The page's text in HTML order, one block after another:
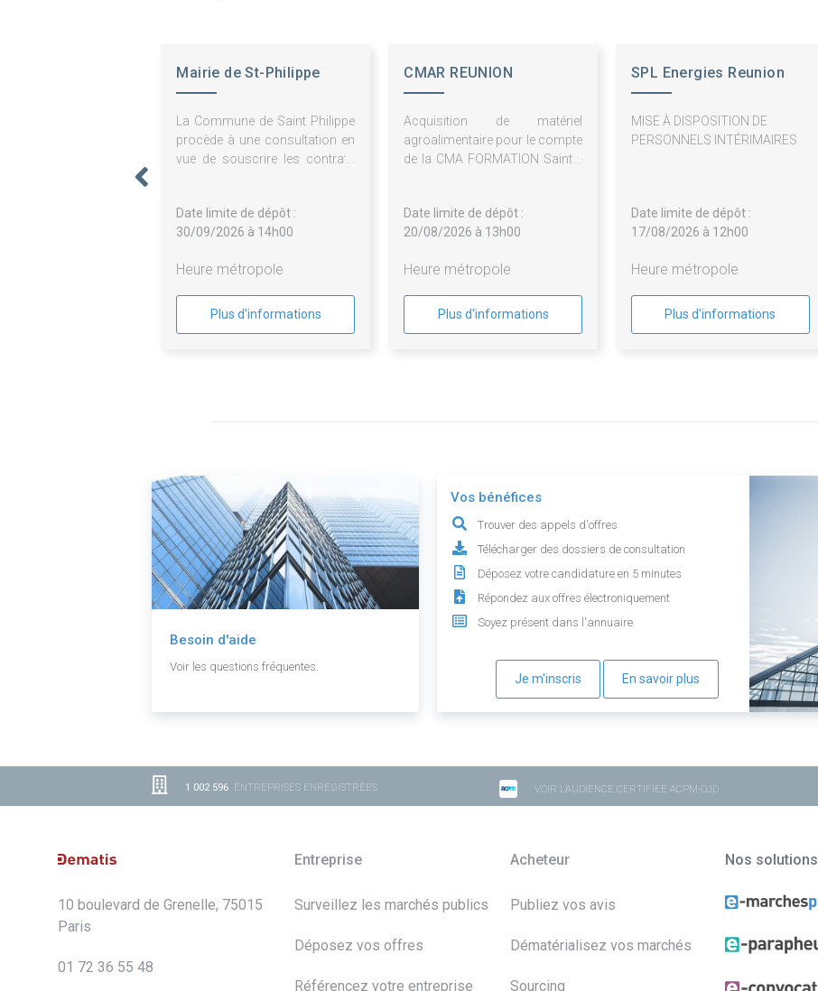
Mairie de St-Philippe
La Commune de Saint Philippe
procède à une consultation en
vue de souscrire les contrats
3 lots.
Date limite de dépôt :
30/09/2026 à 14h00
Heure métropole
Plus d'informations
CMAR REUNION
Acquisition de matériel
agroalimentaire pour le compte
de la CMA FORMATION Sainte-
Métiers et de l'Artisanat de la
Réunion - relance marché 19-
Date limite de dépôt :
20/08/2026 à 13h00
Heure métropole
Plus d'informations
SPL Energies Reunion
MISE À DISPOSITION DE
PERSONNELS INTÉRIMAIRES
Date limite de dépôt :
17/08/2026 à 12h00
Heure métropole
Plus d'informations
Besoin d'aide
Voir les questions fréquentes.
Vos bénéfices
Trouver des appels d'offres
Télécharger des dossiers de consultation
Déposez votre candidature en 5 minutes
Répondez aux offres électroniquement
Soyez présent dans l'annuaire
Je m'inscris En savoir plus
1 002 596 ENTREPRISES ENREGISTRÉES VOIR L'AUDIENCE CERTIFIÉE ACPM-OJD
10 boulevard de Grenelle, 75015
Paris
01 72 36 55 48
Entreprise
Surveillez les marchés publics
Déposez vos offres
Référencez votre entreprise
Acheteur
Publiez vos avis
Dématérialisez vos marchés
Sourcing
Nos solutions